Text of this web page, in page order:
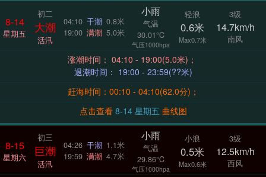
8-14
星期五
初二
大潮
活汛
04:10 干潮 0.8米
19:00 满潮 5.0米
小雨
气温
30.01°C
气压1000hpa
轻浪
0.6米
Max0.7米
3级
14.7km/h
南风
涨潮时间： 04:10 - 19:00(5.0米)；
退潮时间： 19:00 - 23:59(??米)
赶海时间：00:10 - 04:10(62.0分)；
点击查看
8-14 星期五 曲线图
8-15
星期六
初三
巨潮
活汛
04:26 干潮 1.1米
19:59 满潮 4.7米
小雨
气温
29.86°C
气压1000hpa
小浪
0.5米
Max0.6米
3级
12.5km/h
西风